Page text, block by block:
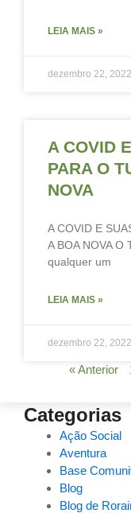
LEIA MAIS »
dezembro 22, 2022
A COVID
PARA O
NOVA
A COVID E
A BOA NOVA
qualquer um
LEIA MAIS »
dezembro 22, 2022
« Anterior
Categorias
Ação Social
Aventura
Base
Blog
Blog de